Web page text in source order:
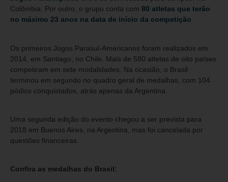
Colômbia. Por outro, o grupo conta com 80 atletas que terão
no máximo 23 anos na data de início da competição
Os primeiros Jogos Parasul-Americanos foram realizados em
2014, em Santiago, no Chile. Mais de 580 atletas de oito países
competiram em sete modalidades. Na ocasião, o Brasil
terminou em segundo no quadro geral de medalhas, com 104
pódios conquistados, atrás apenas da Argentina.
Uma segunda edição do evento chegou a ser prevista para
2018 em Buenos Aires, na Argentina, mas foi cancelada por
questões financeiras.
Confira as medalhas do Brasil: